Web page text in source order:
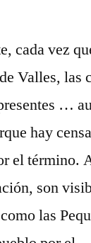
cada vez
Valles, las
…
hay
el término.
son
las